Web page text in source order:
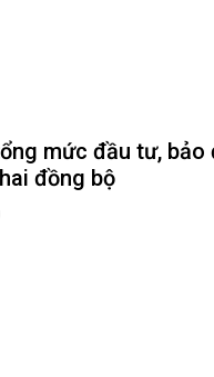
mức đầu tư, bảo
đồng bộ